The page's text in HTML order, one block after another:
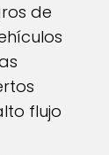
de
flujo